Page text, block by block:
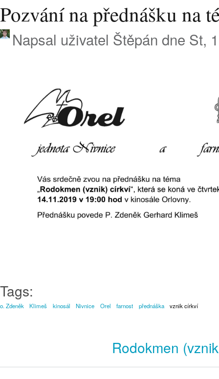
Pozvání na přednášku na
Napsal uživatel Štěpán dne St,
Tags:
o. Zdeněk Klimeš kinosál Nivnice Orel farnost přednáška vznik církví
Rodokmen